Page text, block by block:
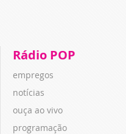
Rádio POP
empregos
notícias
ouça ao vivo
programação